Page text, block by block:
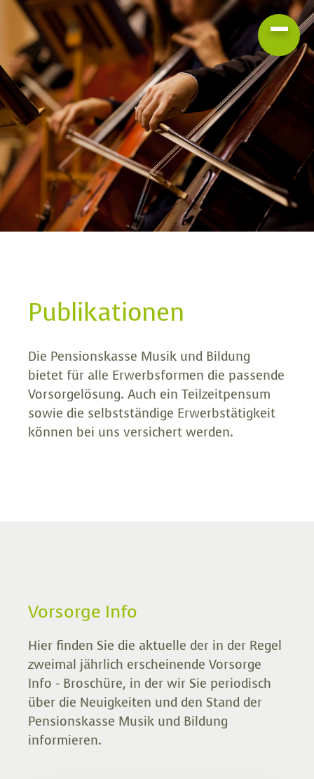
Publikationen
Die Pensionskasse Musik und Bildung
bietet für alle Erwerbsformen die passende
Vorsorgelösung. Auch ein Teilzeitpensum
sowie die selbstständige Erwerbstätigkeit
können bei uns versichert werden.
Vorsorge Info
Hier finden Sie die aktuelle der in der Regel
zweimal jährlich erscheinende Vorsorge
Info - Broschüre, in der wir Sie periodisch
über die Neuigkeiten und den Stand der
Pensionskasse Musik und Bildung
informieren.